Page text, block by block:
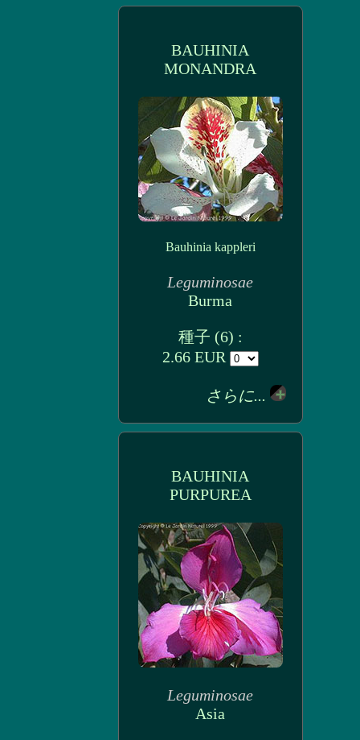
BAUHINIA
MONANDRA
Bauhinia kappleri
Leguminosae
Burma
種子 (6) :
2.66 EUR
さらに...
BAUHINIA
PURPUREA
Leguminosae
Asia